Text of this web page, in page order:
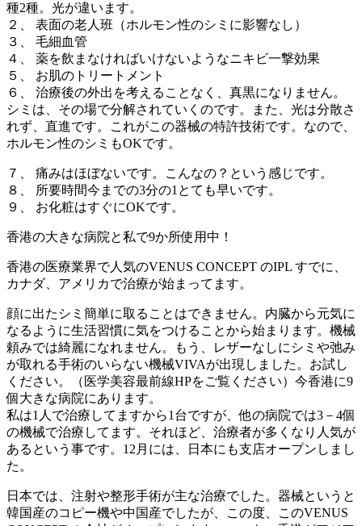
種2種。光が違います。
２、 表面の老人班（ホルモン性のシミに影響なし）
３、 毛細血管
４、 薬を飲まなければいけないようなニキビ一撃効果
５、 お肌のトリートメント
６、 治療後の外出を考えることなく、真黒になりません。
シミは、その場で分解されていくのです。また、光は分散さ
れず、直進です。これがこの器械の特許技術です。なので、
ホルモン性のシミもOKです。
７、 痛みはほぼないです。こんなの？という感じです。
８、 所要時間今までの3分の1とても早いです。
９、 お化粧はすぐにOKです。
香港の大きな病院と私で9か所使用中！
香港の医療業界で人気のVENUS CONCEPT のIPL すでに、
カナダ、アメリカで治療が始まってます。
顔に出たシミ簡単に取ることはできません。内臓から元気に
なるように生活習慣に気をつけることから始まります。機械
頼みでは綺麗になれません。もう、レザーなしにシミや弛み
が取れる手術のいらない機械VIVAが出現しました。お試し
ください。（医学美容最前線HPをご覧ください）今香港に9
個大きな病院にあります。
私は1人で治療してますから1台ですが、他の病院では3－4個
の機械で治療してます。それほど、治療者が多くなり人気が
あるという事です。12月には、日本にも支店オープンしまし
た。
日本では、注射や整形手術が主な治療でした。器械というと
韓国産のコピー機や中国産でしたが、この度、このVENUS